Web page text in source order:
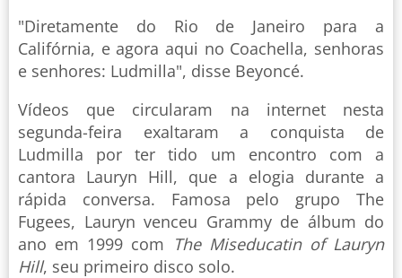
"Diretamente do Rio de Janeiro para a
Califórnia, e agora aqui no Coachella, senhoras
e senhores: Ludmilla", disse Beyoncé.
Vídeos que circularam na internet nesta
segunda-feira exaltaram a conquista de
Ludmilla por ter tido um encontro com a
cantora Lauryn Hill, que a elogia durante a
rápida conversa. Famosa pelo grupo The
Fugees, Lauryn venceu Grammy de álbum do
ano em 1999 com The Miseducatin of Lauryn
Hill, seu primeiro disco solo.